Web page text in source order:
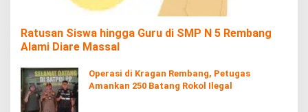
Ratusan Siswa hingga Guru di SMP N 5 Rembang
Alami Diare Massal
Operasi di Kragan Rembang, Petugas
Amankan 250 Batang Rokol Ilegal